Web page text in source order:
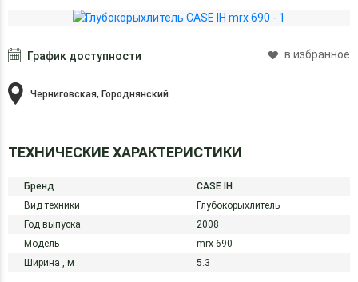
График доступности в избранное
Черниговская, Городнянский
ТЕХНИЧЕСКИЕ ХАРАКТЕРИСТИКИ
Бренд
CASE IH
Вид техники
Глубокорыхлитель
Год выпуска
2008
Модель
mrx 690
Ширина , м 5.3